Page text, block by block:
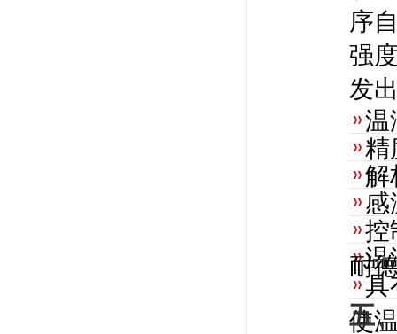
序
强
发
温
精
解
感
控
耐温
具
使
五